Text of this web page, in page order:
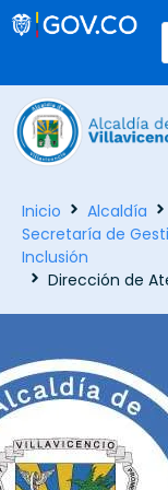
Inicio Alcaldía
Secretaría de
Inclusión
Dirección de